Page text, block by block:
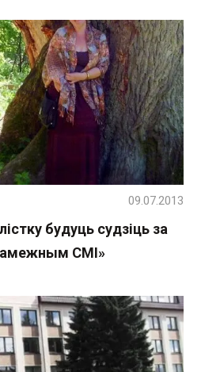
будуць судзіць за
СМІ»
09.07.2013